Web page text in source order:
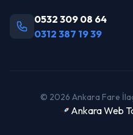
0532 309 08 64
0312 387 19 39
© 2026 Ankara Fare
Ankara Web